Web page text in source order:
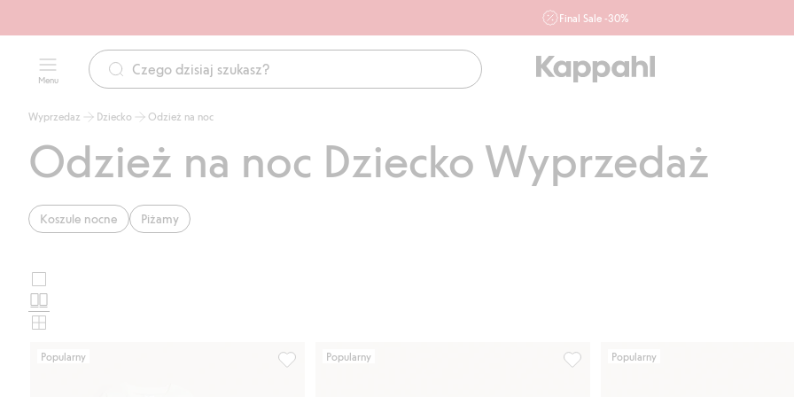
Final Sale -30%
ofertę, również z działu outlet do 10.8 w sklepach Kappahl i
Newbie oraz na kappahl.com. Ofert nie łączymy
Menu
Wyprzedaz Dziecko Odzież na noc
Odzież na noc Dziecko Wyprzedaż
Koszule nocne Piżamy
Wybierz
układ
karty
Popularny Popularny Popularny